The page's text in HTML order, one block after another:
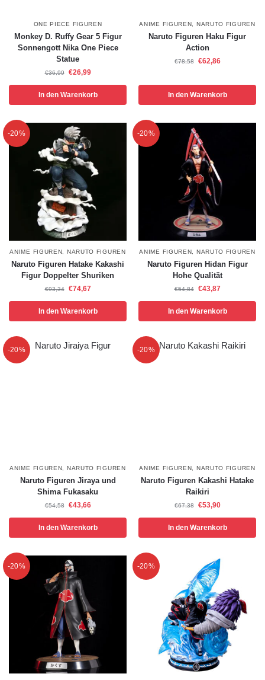
ONE PIECE FIGUREN
Monkey D. Ruffy Gear 5 Figur
Sonnengott Nika One Piece
Statue
€36,99 €26,99
In den Warenkorb
ANIME FIGUREN NARUTO FIGUREN
Naruto Figuren Haku Figur
Action
€78,58 €62,86
In den Warenkorb
-20%
ANIME FIGUREN NARUTO FIGUREN
Naruto Figuren Hatake Kakashi
Figur Doppelter Shuriken
€93,34 €74,67
In den Warenkorb
-20%
ANIME FIGUREN NARUTO FIGUREN
Naruto Figuren Hidan Figur
Hohe Qualität
€54,84 €43,87
In den Warenkorb
-20%
ANIME FIGUREN NARUTO FIGUREN
Naruto Figuren Jiraya und
Shima Fukasaku
€54,58 €43,66
In den Warenkorb
-20%
ANIME FIGUREN NARUTO FIGUREN
Naruto Figuren Kakashi Hatake
Raikiri
€67,38 €53,90
In den Warenkorb
-20% -20%